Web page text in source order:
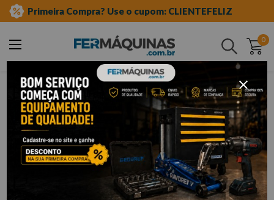
Primeira Compra? Use o cupom: CLIENTEFELIZ
0
Buscar
ferramentas manuais
soquetes e acessórios
soquetes de meia"
sextavado